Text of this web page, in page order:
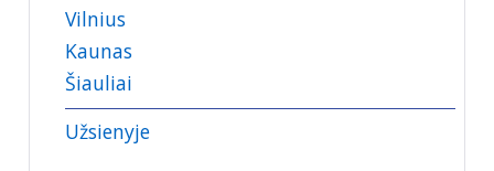
Vilnius
Kaunas
Šiauliai
Užsienyje